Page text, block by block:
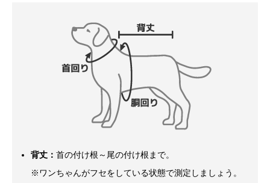
背丈： 首の付け根～尾の付け根まで。
※ワンちゃんがフセをしている状態で測定しましょう。